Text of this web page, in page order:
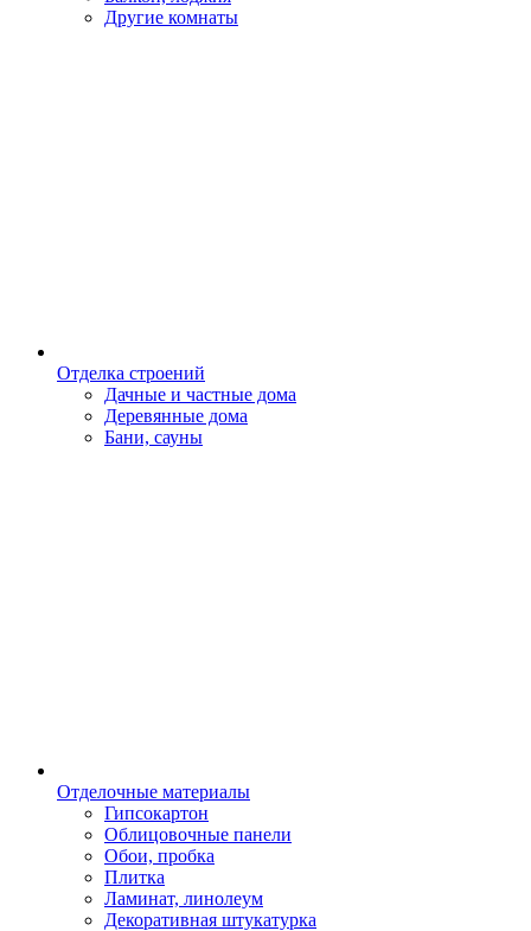
Другие комнаты
Отделка строений
Дачные и частные дома
Деревянные дома
Бани, сауны
Отделочные материалы
Гипсокартон
Облицовочные панели
Обои, пробка
Плитка
Ламинат, линолеум
Декоративная штукатурка